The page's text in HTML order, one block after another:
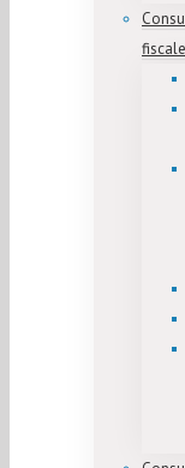
fiscale